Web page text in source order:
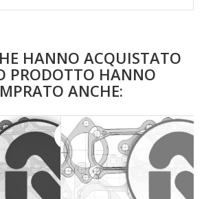
HANNO ACQUISTATO
PRODOTTO HANNO
ANCHE:
favorite_border